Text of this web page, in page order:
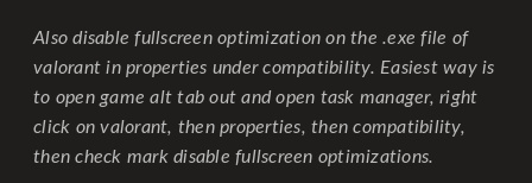
Also disable fullscreen optimization on the .exe file of
valorant in properties under compatibility. Easiest way is
to open game alt tab out and open task manager, right
click on valorant, then properties, then compatibility,
then check mark disable fullscreen optimizations.